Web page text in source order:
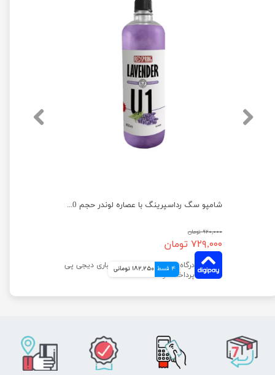
شامپو سگ رداسپرینگ با عصاره لوندر حجم 850 میلی لیتر
۹۲۰,۰۰۰ تومان
۷۲۹,۰۰۰ تومان
4 قسط 182,250 تومانی